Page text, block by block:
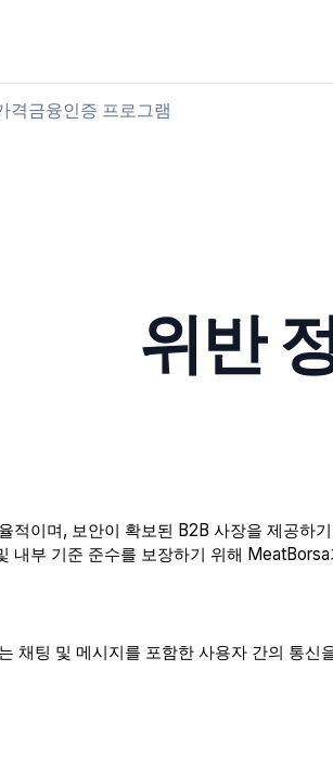
격금융인증 프로그램
위반
이며, 보안이 확보된 B2B 사장을 제공하
내부 기준 준수를 보장하기 위해
채팅 및 메시지를 포함한 사용자 간의 통